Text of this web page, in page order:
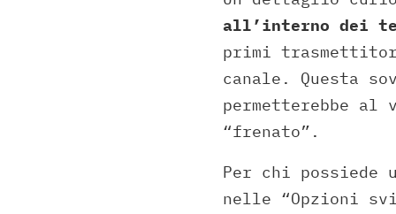
all’interno dei
primi
canale. Questa
permetterebbe al
“frenato”.
Per chi
nelle “Opzioni